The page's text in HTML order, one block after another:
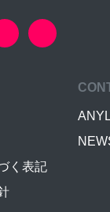
く表記